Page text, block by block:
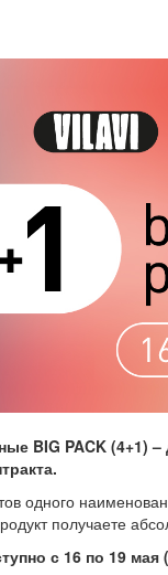
BIG PACK (4+1)
одного
получаете
с 16 по 19 мая